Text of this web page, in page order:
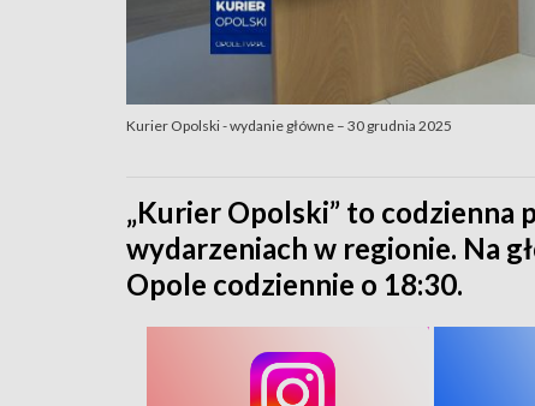
Kurier Opolski - wydanie główne – 30 grudnia 2025
„Kurier Opolski” to codzienna
wydarzeniach w regionie. Na
Opole codziennie o 18:30.